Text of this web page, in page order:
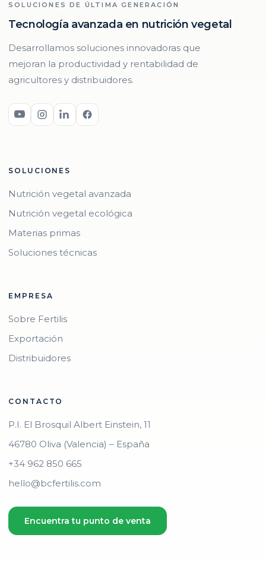
SOLUCIONES DE ÚLTIMA GENERACIÓN
Tecnología avanzada en nutrición vegetal
Desarrollamos soluciones innovadoras que
mejoran la productividad y rentabilidad de
agricultores y distribuidores.
SOLUCIONES
Nutrición vegetal avanzada
Nutrición vegetal ecológica
Materias primas
Soluciones técnicas
EMPRESA
Sobre Fertilis
Exportación
Distribuidores
CONTACTO
P.I. El Brosquil Albert Einstein, 11
46780 Oliva (Valencia) – España
+34 962 850 665
hello@bcfertilis.com
Encuentra tu punto de venta